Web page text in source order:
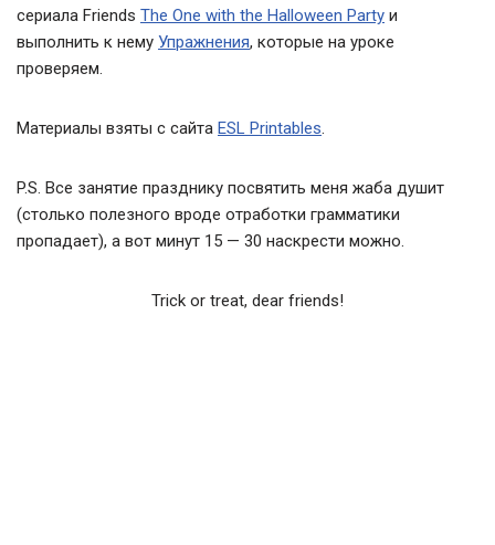
сериала Friends The One with the Halloween Party и
выполнить к нему Упражнения, которые на уроке
проверяем.
Материалы взяты с сайта ESL Printables
P.S. Все занятие празднику посвятить меня жаба душит
(столько полезного вроде отработки грамматики
пропадает), а вот минут 15 — 30 наскрести можно.
Trick or treat, dear friends!